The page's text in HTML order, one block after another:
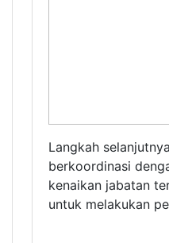
Langkah
berkoordinasi
kenaikan jabatan
untuk melakukan